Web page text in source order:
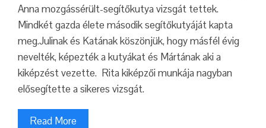
Anna mozgássérült-segítőkutya vizsgát tettek.
Mindkét gazda élete második segítőkutyáját kapta
meg.Julinak és Katának köszönjük, hogy másfél évig
nevelték, képezték a kutyákat és Mártának aki a
kiképzést vezette. Rita kiképzői munkája nagyban
elősegítette a sikeres vizsgát.
Read More